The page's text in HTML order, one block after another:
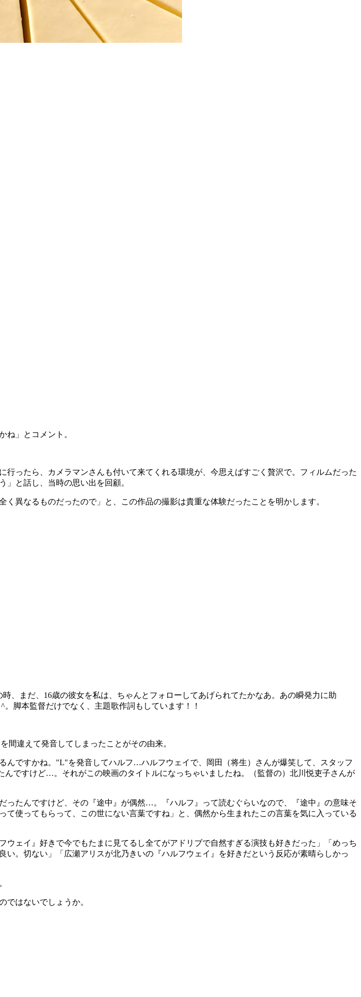
ね」とコメント。
ったら、カメラマンさんも付いて来てくれる環境が、今思えばすごく贅沢で。フィルムだった
」と話し、当時の思い出を回顧。
異なるものだったので」と、この作品の撮影は貴重な体験だったことを明かします。
、まだ、16歳の彼女を私は、ちゃんとフォローしてあげられてたかなあ。あの瞬発力に助
脚本監督だけでなく、主題歌作詞もしています！！
間違えて発音してしまったことがその由来。
んですかね。"L"を発音してハルフ…ハルフウェイで、岡田（将生）さんが爆笑して、スタッフ
ですけど…。それがこの映画のタイトルになっちゃいましたね。（監督の）北川悦吏子さんが
たんですけど、その『途中』が偶然…。『ハルフ』って読むぐらいなので、『途中』の意味そ
使ってもらって、この世にない言葉ですね」と、偶然から生まれたこの言葉を気に入っている
ェイ』好きで今でもたまに見てるし全てがアドリブで自然すぎる演技も好きだった」「めっち
。切ない」「広瀬アリスが北乃きいの『ハルフウェイ』を好きだという反応が素晴らしかっ
ではないでしょうか。